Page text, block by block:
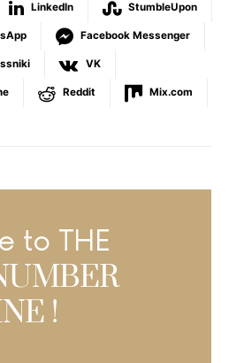
LinkedIn StumbleUpon
Facebook Messenger
VK
Reddit Mix.com
to THE
!